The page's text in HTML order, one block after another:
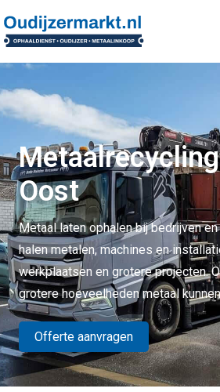
Metaalrecycling Klei-
Oost
Metaal laten ophalen bij bedrijven
halen metalen, machines en
werkplaatsen en grotere projecten.
grotere hoeveelheden metaal
Offerte aanvragen